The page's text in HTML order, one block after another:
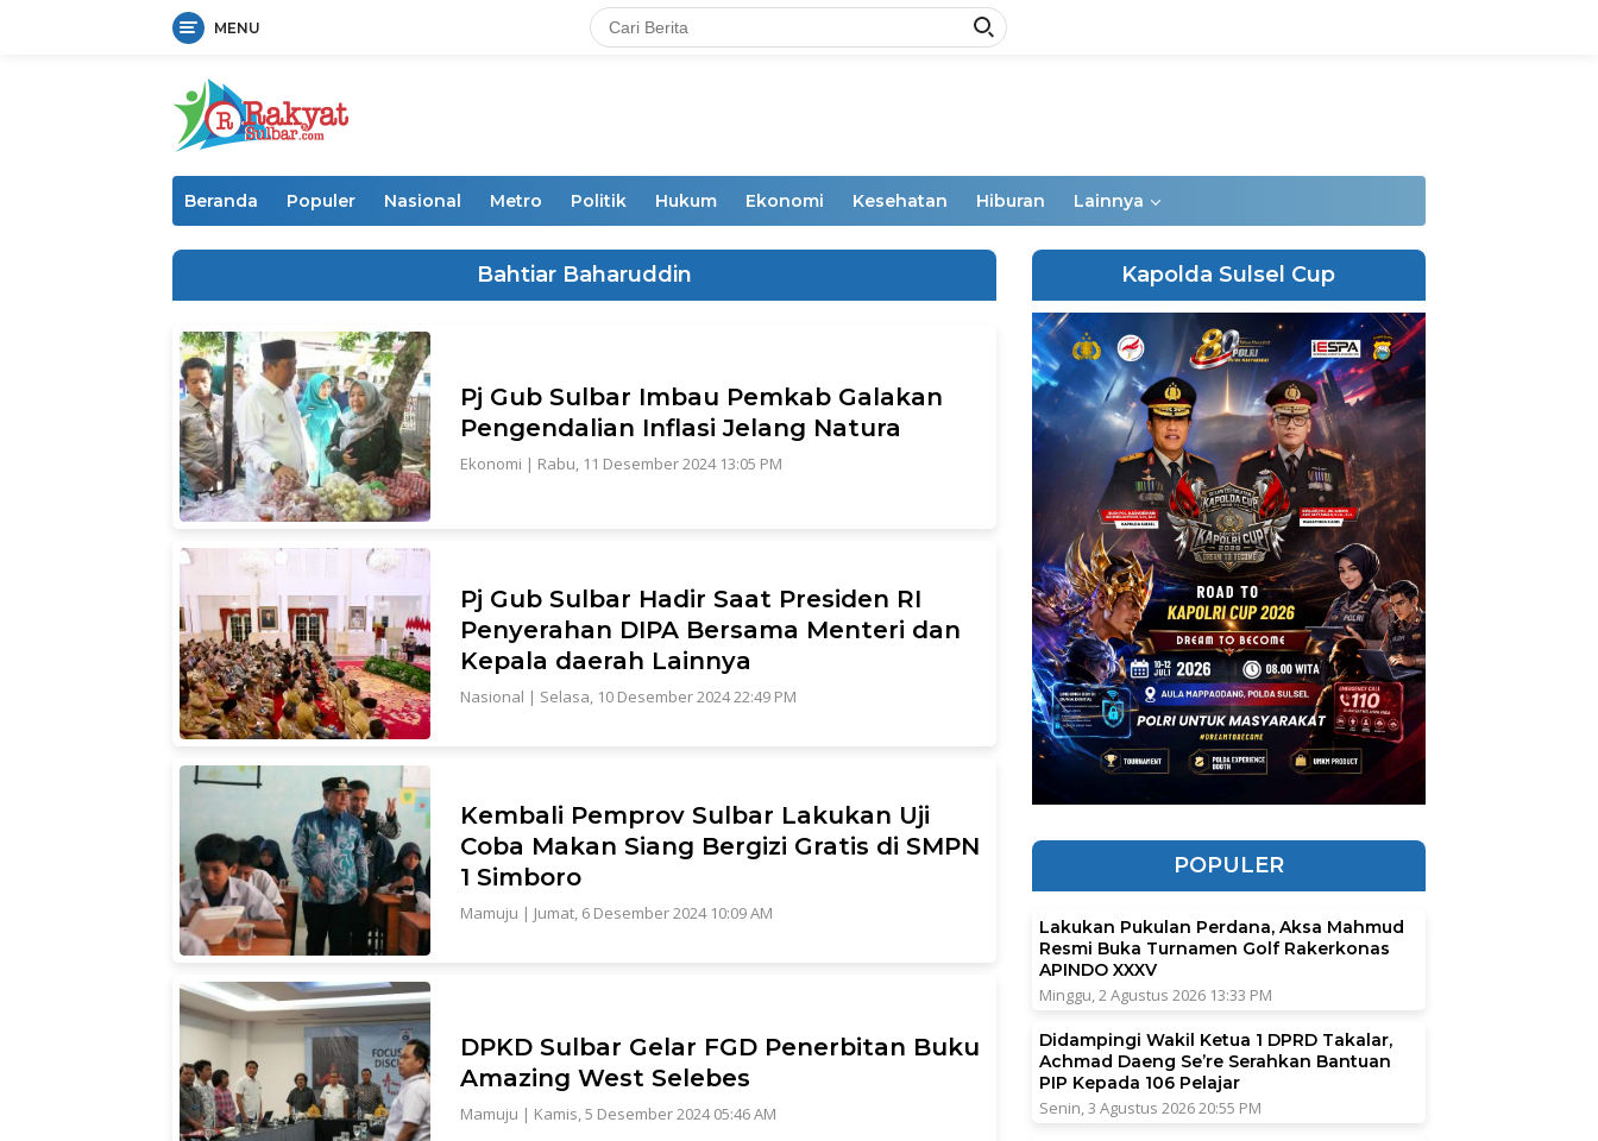
MENU
Beranda Populer Nasional Metro Politik Hukum Ekonomi Kesehatan Hiburan Lainnya
Bahtiar Baharuddin
Pj Gub Sulbar Imbau Pemkab Galakan
Pengendalian Inflasi Jelang Natura
Ekonomi | Rabu, 11 Desember 2024 13:05 PM
Pj Gub Sulbar Hadir Saat Presiden RI
Penyerahan DIPA Bersama Menteri dan
Kepala daerah Lainnya
Nasional | Selasa, 10 Desember 2024 22:49 PM
Kembali Pemprov Sulbar Lakukan Uji
Coba Makan Siang Bergizi Gratis di SMPN
1 Simboro
Mamuju | Jumat, 6 Desember 2024 10:09 AM
DPKD Sulbar Gelar FGD Penerbitan Buku
Amazing West Selebes
Mamuju | Kamis, 5 Desember 2024 05:46 AM
Kapolda Sulsel Cup
POPULER
Lakukan Pukulan Perdana, Aksa Mahmud
Resmi Buka Turnamen Golf Rakerkonas
APINDO XXXV
Minggu, 2 Agustus 2026 13:33 PM
Didampingi Wakil Ketua 1 DPRD Takalar,
Achmad Daeng Se’re Serahkan Bantuan
PIP Kepada 106 Pelajar
Senin, 3 Agustus 2026 20:55 PM